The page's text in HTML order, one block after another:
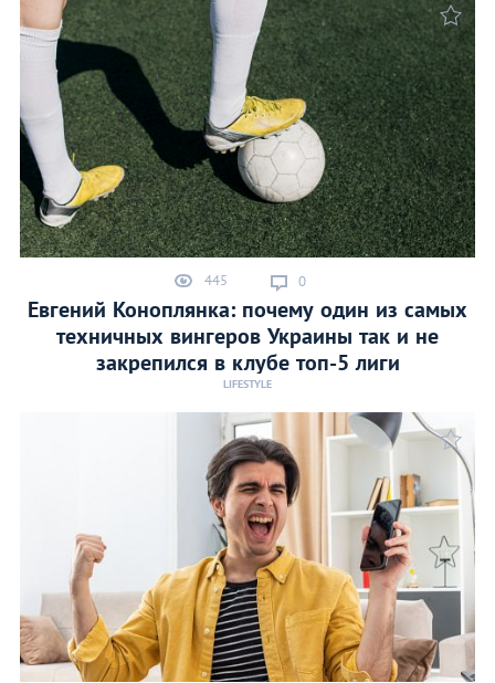
445 0
Евгений Коноплянка: почему один из самых
техничных вингеров Украины так и не
закрепился в клубе топ-5 лиги
LIFESTYLE